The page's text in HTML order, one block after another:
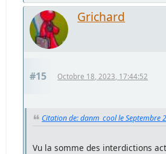
Grichard
#15 Octobre 18, 2023, 17:44:52
Citation de: danm_cool le Septembre
Vu la somme des interdictions